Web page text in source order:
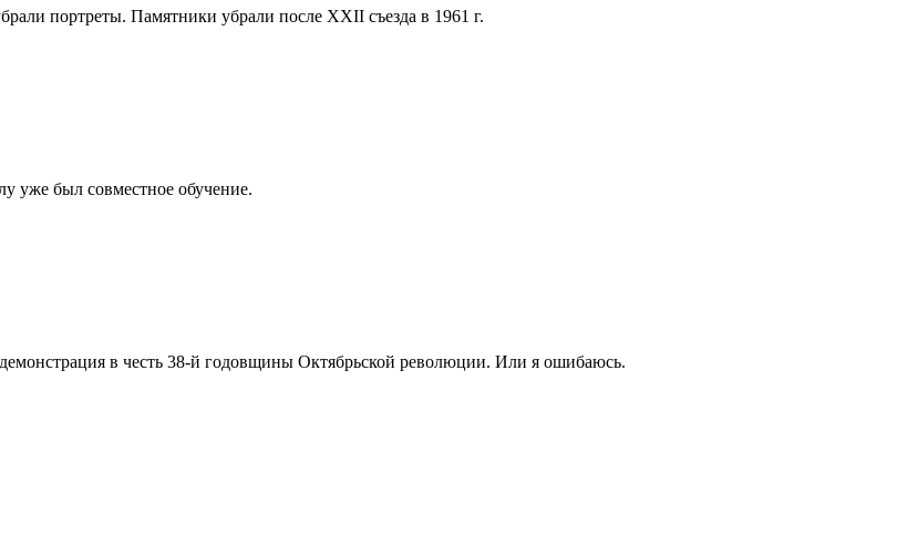
портреты. Памятники убрали после ХХII съезда в 1961 г.
уже был совместное обучение.
в честь 38-й годовщины Октябрьской революции. Или я ошибаюсь.